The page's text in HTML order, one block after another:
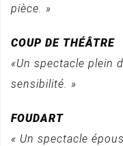
pièce. »
COUP DE THÉÂTRE
«Un spectacle plein
sensibilité. »
FOUDART
« Un spectacle